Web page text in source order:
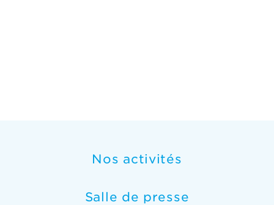
Nos activités
Salle de presse